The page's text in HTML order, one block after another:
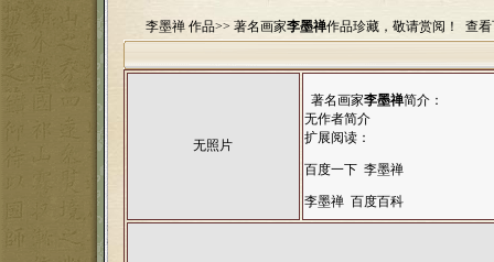
李墨禅 作品>> 著名画家李墨禅作品珍藏，敬请赏阅！ 查
无照片
著名画家李墨禅简介：
无作者简介
扩展阅读：
百度一下 李墨禅
李墨禅 百度百科